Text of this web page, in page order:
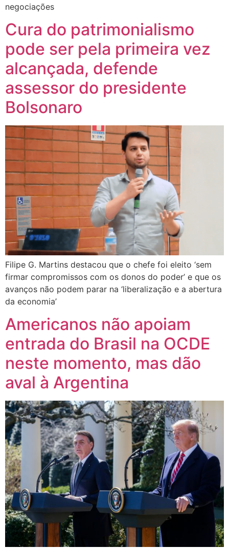
negociações
Cura do patrimonialismo
pode ser pela primeira vez
alcançada, defende
assessor do presidente
Bolsonaro
Filipe G. Martins destacou que o chefe foi eleito ‘sem
firmar compromissos com os donos do poder’ e que os
avanços não podem parar na ‘liberalização e a abertura
da economia’
Americanos não apoiam
entrada do Brasil na OCDE
neste momento, mas dão
aval à Argentina